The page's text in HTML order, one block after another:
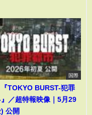
国際
TOKYO BURST-犯罪
／超特報映像｜5月29
) 公開